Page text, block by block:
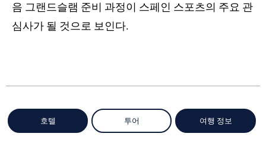
음 그랜드슬램 준비 과정이 스페인 스포츠의 주요 관
심사가 될 것으로 보인다.
호텔 투어 여행 정보